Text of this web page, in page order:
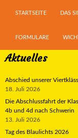
STARTSEITE
DAS
FORMULARE
Aktuelles
Abschied unserer
18. Juli 2026
Die Abschlussfahrt der
4b und 4d nach Schwerin
13. Juli 2026
Tag des Blaulichts 2026